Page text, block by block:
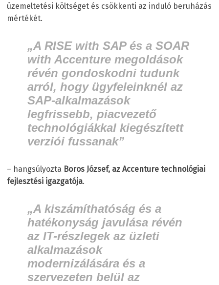
üzemeltetési költséget és csökkenti az induló beruházás
mértékét.
„A RISE with SAP és a SOAR
with Accenture megoldások
révén gondoskodni tudunk
arról, hogy ügyfeleinknél az
SAP-alkalmazások
legfrissebb, piacvezető
technológiákkal kiegészített
verziói fussanak”
– hangsúlyozta Boros József, az Accenture technológiai
fejlesztési igazgatója.
„A kiszámíthatóság és a
hatékonyság javulása révén
az IT-részlegek az üzleti
alkalmazások
modernizálására és a
szervezeten belül az